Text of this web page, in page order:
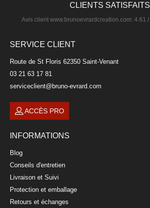
CLIENTS SATISFAITS
Avis client www.brunoevrardcreation.com: 4.61 /
SERVICE CLIENT
Route de St Floris 62350 Saint-Venant
03 21 63 17 81
serviceclient@bruno-evrard.com
ACCÈS PRO
INFORMATIONS
Blog
Conseils d'entretien
Livraison et Suivi
Protection et emballage
Retours et échanges